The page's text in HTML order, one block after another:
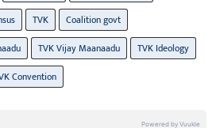
TVK
Coalition govt
TVK Vijay Maanaadu
TVK Ideology
Convention